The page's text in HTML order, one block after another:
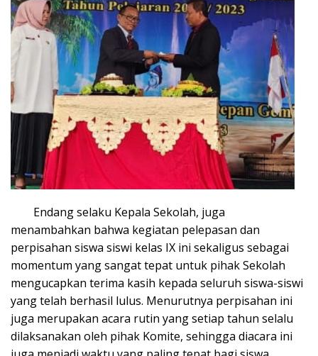
Endang selaku Kepala Sekolah, juga
menambahkan bahwa kegiatan pelepasan dan
perpisahan siswa siswi kelas IX ini sekaligus sebagai
momentum yang sangat tepat untuk pihak Sekolah
mengucapkan terima kasih kepada seluruh siswa-siswi
yang telah berhasil lulus. Menurutnya perpisahan ini
juga merupakan acara rutin yang setiap tahun selalu
dilaksanakan oleh pihak Komite, sehingga diacara ini